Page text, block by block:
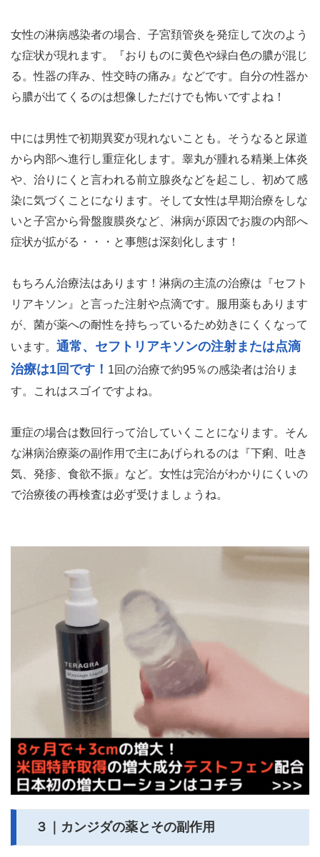
女性の淋病感染者の場合、子宮頚管炎を発症して次のよう
な症状が現れます。『おりものに黄色や緑白色の膿が混じ
る。性器の痒み、性交時の痛み』などです。自分の性器か
ら膿が出てくるのは想像しただけでも怖いですよね！
中には男性で初期異変が現れないことも。そうなると尿道
から内部へ進行し重症化します。睾丸が腫れる精巣上体炎
や、治りにくと言われる前立腺炎などを起こし、初めて感
染に気づくことになります。そして女性は早期治療をしな
いと子宮から骨盤腹膜炎など、淋病が原因でお腹の内部へ
症状が拡がる・・・と事態は深刻化します！
もちろん治療法はあります！淋病の主流の治療は『セフト
リアキソン』と言った注射や点滴です。服用薬もあります
が、菌が薬への耐性を持ちっているため効きにくくなって
います。 通常、セフトリアキソンの注射または点滴
治療は1回です！ 1回の治療で約95％の感染者は治りま
す。これはスゴイですよね。
重症の場合は数回行って治していくことになります。そん
な淋病治療薬の副作用で主にあげられるのは『下痢、吐き
気、発疹、食欲不振』など。女性は完治がわかりにくいの
で治療後の再検査は必ず受けましょうね。
３｜カンジダの薬とその副作用